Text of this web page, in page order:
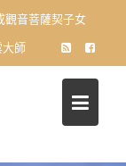
音菩薩契子女
大師